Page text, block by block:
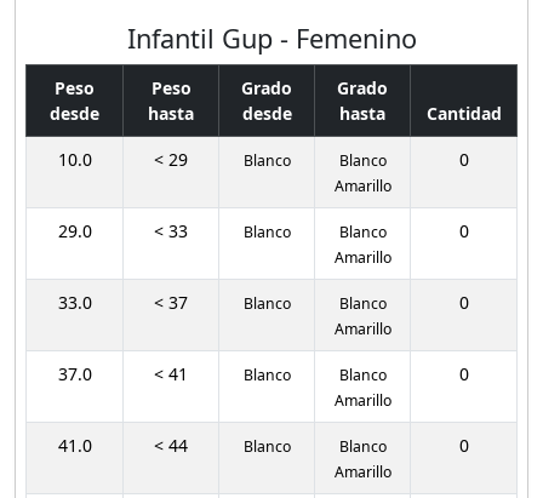
Infantil Gup - Femenino
Peso
desde
Peso
hasta
Grado
desde
Grado
hasta
Cantidad
10.0
< 29 Blanco
Blanco
Amarillo
0
29.0 < 33 Blanco
Blanco
Amarillo
0
33.0 < 37 Blanco
Blanco
Amarillo
0
37.0 < 41 Blanco
Blanco
Amarillo
0
41.0 < 44 Blanco
Blanco
Amarillo
0